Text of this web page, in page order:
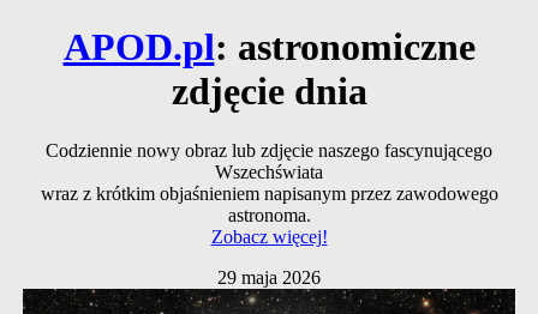
APOD.pl: astronomiczne
zdjęcie dnia
Codziennie nowy obraz lub zdjęcie naszego fascynującego
Wszechświata
wraz z krótkim objaśnieniem napisanym przez zawodowego
astronoma.
Zobacz więcej!
29 maja 2026